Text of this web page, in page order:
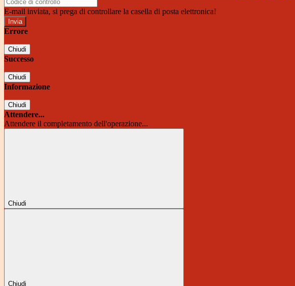
E-mail inviata, si prega di controllare la casella di posta elettronica!
Errore
Chiudi
Successo
Chiudi
Informazione
Chiudi
Attendere...
Attendere il completamento dell'operazione...
Chiudi
Chiudi